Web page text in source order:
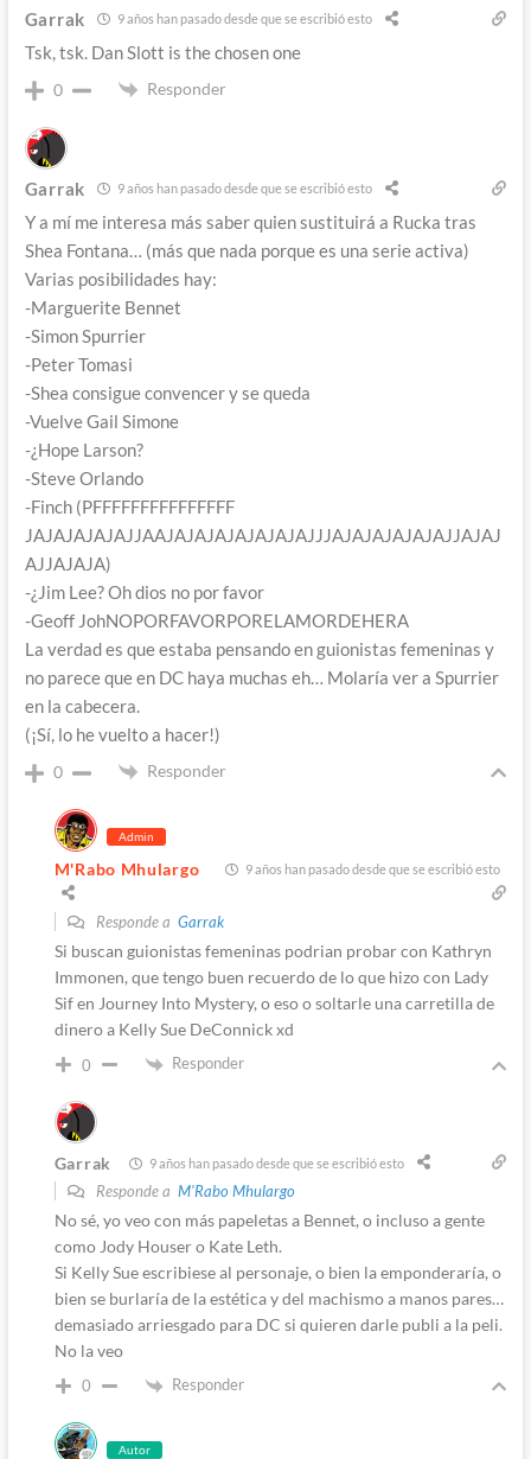
Garrak 9 años han pasado desde que se escribió esto
Tsk, tsk. Dan Slott is the chosen one
0 Responder
Garrak 9 años han pasado desde que se escribió esto
Y a mí me interesa más saber quien sustituirá a Rucka tras
Shea Fontana… (más que nada porque es una serie activa)
Varias posibilidades hay:
-Marguerite Bennet
-Simon Spurrier
-Peter Tomasi
-Shea consigue convencer y se queda
-Vuelve Gail Simone
-¿Hope Larson?
-Steve Orlando
-Finch (PFFFFFFFFFFFFFFF
JAJAJAJAJAJJAAJAJAJAJAJAJAJAJJJAJAJAJAJAJAJJAJAJ
AJJAJAJA)
-¿Jim Lee? Oh dios no por favor
-Geoff JohNOPORFAVORPORELAMORDEHERA
La verdad es que estaba pensando en guionistas femeninas y
no parece que en DC haya muchas eh… Molaría ver a Spurrier
en la cabecera.
(¡Sí, lo he vuelto a hacer!)
0 Responder
Admin
M'Rabo Mhulargo 9 años han pasado desde que se escribió esto
Responde a Garrak
Si buscan guionistas femeninas podrian probar con Kathryn
Immonen, que tengo buen recuerdo de lo que hizo con Lady
Sif en Journey Into Mystery, o eso o soltarle una carretilla de
dinero a Kelly Sue DeConnick xd
0 Responder
Garrak 9 años han pasado desde que se escribió esto
Responde a M'Rabo Mhulargo
No sé, yo veo con más papeletas a Bennet, o incluso a gente
como Jody Houser o Kate Leth.
Si Kelly Sue escribiese al personaje, o bien la emponderaría, o
bien se burlaría de la estética y del machismo a manos pares…
demasiado arriesgado para DC si quieren darle publi a la peli.
No la veo
0 Responder
Autor